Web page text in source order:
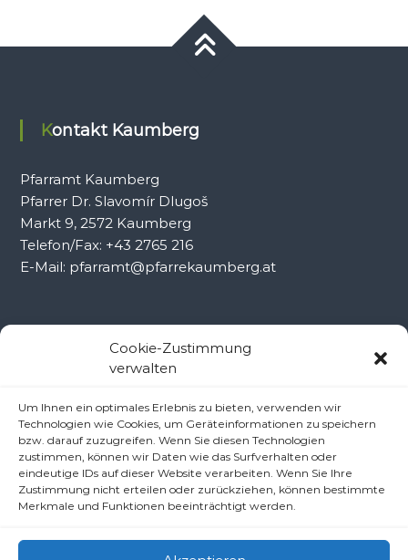
Cookie-Zustimmung
verwalten
Um Ihnen ein optimales Erlebnis zu bieten, verwenden wir
Technologien wie Cookies, um Geräteinformationen zu speichern
bzw. darauf zuzugreifen. Wenn Sie diesen Technologien
zustimmen, können wir Daten wie das Surfverhalten oder
eindeutige IDs auf dieser Website verarbeiten. Wenn Sie Ihre
Zustimmung nicht erteilen oder zurückziehen, können bestimmte
Merkmale und Funktionen beeinträchtigt werden.
Kontakt Kaumberg
Pfarramt Kaumberg
Pfarrer Dr. Slavomír Dlugoš
Markt 9, 2572 Kaumberg
Telefon/Fax: +43 2765 216
E-Mail: pfarramt@pfarrekaumberg.at
Kontakt Ramsau
Pfarrer Dr. Slavomír Dlugoš
Oberdörfl 8, 3172 Ramsau
Telefon: +43 2764 8240
E-Mail: pfarre.ramsau@gmx.at